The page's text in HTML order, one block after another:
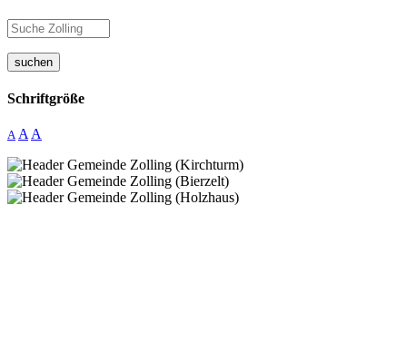
suchen
Schriftgröße
A A A